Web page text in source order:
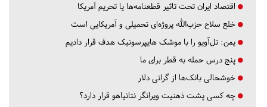
اقتصاد ایران تحت تاثیر قطعنامه‌ها یا تحریم‌ آمریکا
خلع سلاح حزب‌الله پروژه‌ای تحمیلی و آمریکایی است
یمن: تل‌آویو را با موشک هایپرسونیک هدف قرار دادیم
پنج درس‌ حمله به قطر برای ما
خوشحالی بانک‌ها از گرانی دلار
چه کسی پشت ذهنیت ویرانگر نتانیاهو قرار دارد؟